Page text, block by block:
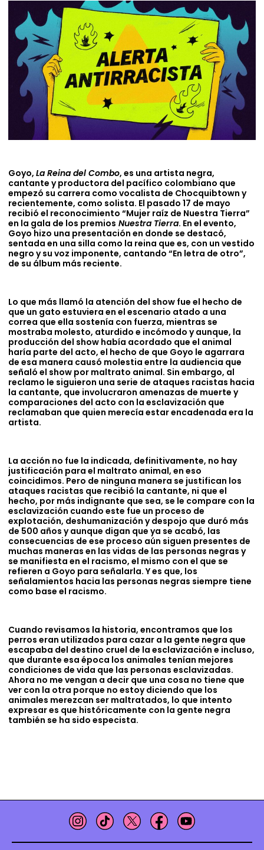
Goyo, La Reina del Combo, es una artista negra,
cantante y productora del pacífico colombiano que
empezó su carrera como vocalista de Chocquibtown y
recientemente, como solista. El pasado 17 de mayo
recibió el reconocimiento “Mujer raíz de Nuestra Tierra”
en la gala de los premios Nuestra Tierra. En el evento,
Goyo hizo una presentación en donde se destacó,
sentada en una silla como la reina que es, con un vestido
negro y su voz imponente, cantando “En letra de otro”,
de su álbum más reciente.
Lo que más llamó la atención del show fue el hecho de
que un gato estuviera en el escenario atado a una
correa que ella sostenía con fuerza, mientras se
mostraba molesto, aturdido e incómodo y aunque, la
producción del show había acordado que el animal
haría parte del acto, el hecho de que Goyo le agarrara
de esa manera causó molestia entre la audiencia que
señaló el show por maltrato animal. Sin embargo, al
reclamo le siguieron una serie de ataques racistas hacia
la cantante, que involucraron amenazas de muerte y
comparaciones del acto con la esclavización que
reclamaban que quien merecía estar encadenada era la
artista.
La acción no fue la indicada, definitivamente, no hay
justificación para el maltrato animal, en eso
coincidimos. Pero de ninguna manera se justifican los
ataques racistas que recibió la cantante, ni que el
hecho, por más indignante que sea, se le compare con la
esclavización cuando este fue un proceso de
explotación, deshumanización y despojo que duró más
de 500 años y aunque digan que ya se acabó, las
consecuencias de ese proceso aún siguen presentes de
muchas maneras en las vidas de las personas negras y
se manifiesta en el racismo, el mismo con el que se
refieren a Goyo para señalarla. Y es que, los
señalamientos hacia las personas negras siempre tiene
como base el racismo.
Cuando revisamos la historia, encontramos que los
perros eran utilizados para cazar a la gente negra que
escapaba del destino cruel de la esclavización e incluso,
que durante esa época los animales tenían mejores
condiciones de vida que las personas esclavizadas.
Ahora no me vengan a decir que una cosa no tiene que
ver con la otra porque no estoy diciendo que los
animales merezcan ser maltratados, lo que intento
expresar es que históricamente con la gente negra
también se ha sido especista.